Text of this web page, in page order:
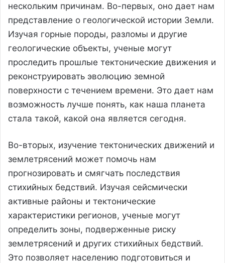
нескольким причинам. Во-первых, оно дает нам
представление о геологической истории Земли.
Изучая горные породы, разломы и другие
геологические объекты, ученые могут
проследить прошлые тектонические движения и
реконструировать эволюцию земной
поверхности с течением времени. Это дает нам
возможность лучше понять, как наша планета
стала такой, какой она является сегодня.
Во-вторых, изучение тектонических движений и
землетрясений может помочь нам
прогнозировать и смягчать последствия
стихийных бедствий. Изучая сейсмически
активные районы и тектонические
характеристики регионов, ученые могут
определить зоны, подверженные риску
землетрясений и других стихийных бедствий.
Это позволяет населению подготовиться и